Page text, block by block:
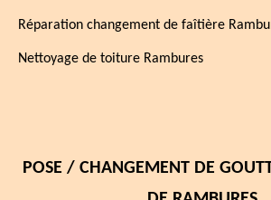
Réparation changement de faîtière
Nettoyage de toiture Rambures
POSE / CHANGEMENT DE